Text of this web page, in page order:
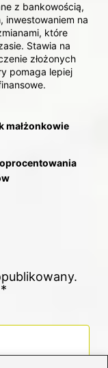
z bankowością,
inwestowaniem na
które
Stawia na
złożonych
pomaga lepiej
małżonkowie
*